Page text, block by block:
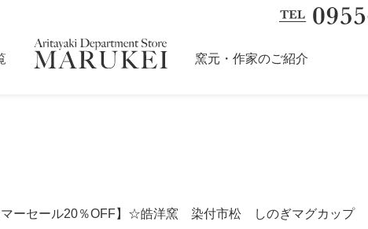
窯元・作家のご紹介
ーセール20％OFF】☆皓洋窯 染付市松 しのぎマグカップ